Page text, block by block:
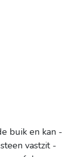
buik en kan -
vastzit -